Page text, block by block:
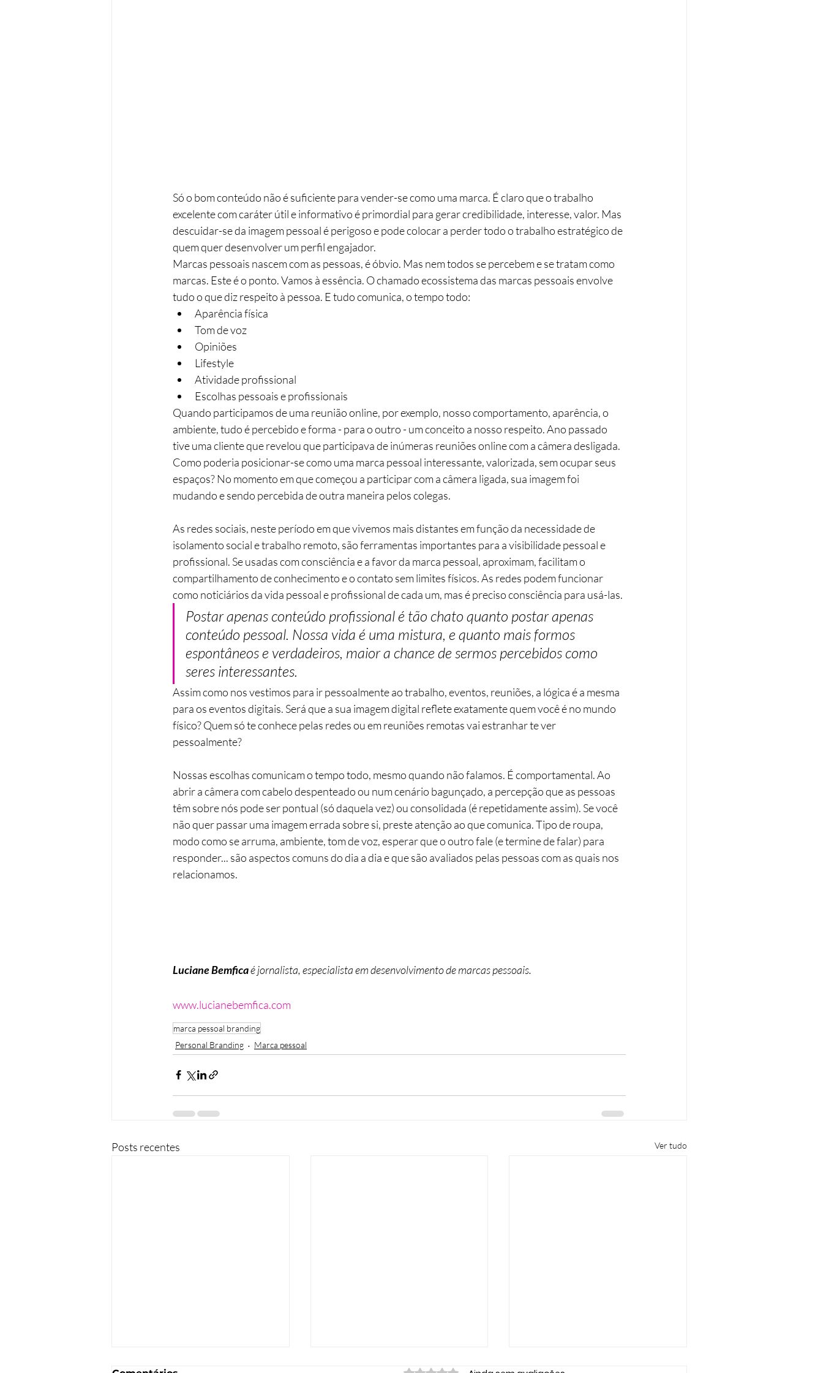
Só o bom conteúdo não é suficiente para vender-se como uma marca. É claro que o trabalho
excelente com caráter útil e informativo é primordial para gerar credibilidade, interesse, valor. Mas
descuidar-se da imagem pessoal é perigoso e pode colocar a perder todo o trabalho estratégico de
quem quer desenvolver um perfil engajador.
Marcas pessoais nascem com as pessoas, é óbvio. Mas nem todos se percebem e se tratam como
marcas. Este é o ponto. Vamos à essência. O chamado ecossistema das marcas pessoais envolve
tudo o que diz respeito à pessoa. E tudo comunica, o tempo todo:
Aparência física
Tom de voz
Opiniões
Lifestyle
Atividade profissional
Escolhas pessoais e profissionais
Quando participamos de uma reunião online, por exemplo, nosso comportamento, aparência, o
ambiente, tudo é percebido e forma - para o outro - um conceito a nosso respeito. Ano passado
tive uma cliente que revelou que participava de inúmeras reuniões online com a câmera desligada.
Como poderia posicionar-se como uma marca pessoal interessante, valorizada, sem ocupar seus
espaços? No momento em que começou a participar com a câmera ligada, sua imagem foi
mudando e sendo percebida de outra maneira pelos colegas.
As redes sociais, neste período em que vivemos mais distantes em função da necessidade de
isolamento social e trabalho remoto, são ferramentas importantes para a visibilidade pessoal e
profissional. Se usadas com consciência e a favor da marca pessoal, aproximam, facilitam o
compartilhamento de conhecimento e o contato sem limites físicos. As redes podem funcionar
como noticiários da vida pessoal e profissional de cada um, mas é preciso consciência para usá-las.
Postar apenas conteúdo profissional é tão chato quanto postar apenas
conteúdo pessoal. Nossa vida é uma mistura, e quanto mais formos
espontâneos e verdadeiros, maior a chance de sermos percebidos como
seres interessantes.
Assim como nos vestimos para ir pessoalmente ao trabalho, eventos, reuniões, a lógica é a mesma
para os eventos digitais. Será que a sua imagem digital reflete exatamente quem você é no mundo
físico? Quem só te conhece pelas redes ou em reuniões remotas vai estranhar te ver
pessoalmente?
Nossas escolhas comunicam o tempo todo, mesmo quando não falamos. É comportamental. Ao
abrir a câmera com cabelo despenteado ou num cenário bagunçado, a percepção que as pessoas
têm sobre nós pode ser pontual (só daquela vez) ou consolidada (é repetidamente assim). Se você
não quer passar uma imagem errada sobre si, preste atenção ao que comunica. Tipo de roupa,
modo como se arruma, ambiente, tom de voz, esperar que o outro fale (e termine de falar) para
responder... são aspectos comuns do dia a dia e que são avaliados pelas pessoas com as quais nos
relacionamos.
Luciane Bemfica é jornalista, especialista em desenvolvimento de marcas pessoais.
www.lucianebemfica.com
marca pessoal branding
Personal Branding
Marca pessoal
Posts recentes Ver tudo